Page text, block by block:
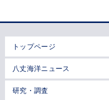
トップページ
八丈海洋ニュース
研究・調査